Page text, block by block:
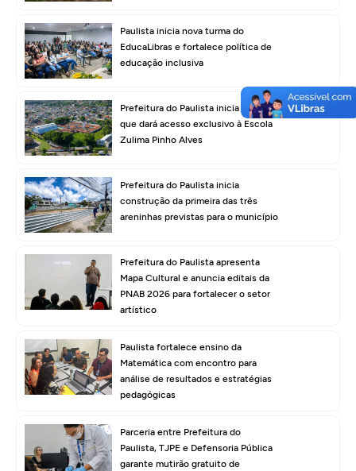
Paulista inicia nova turma do
EducaLibras e fortalece política de
educação inclusiva
Prefeitura do Paulista inicia obra
que dará acesso exclusivo à Escola
Zulima Pinho Alves
Prefeitura do Paulista inicia
construção da primeira das três
areninhas previstas para o município
Prefeitura do Paulista apresenta
Mapa Cultural e anuncia editais da
PNAB 2026 para fortalecer o setor
artístico
Paulista fortalece ensino da
Matemática com encontro para
análise de resultados e estratégias
pedagógicas
Parceria entre Prefeitura do
Paulista, TJPE e Defensoria Pública
garante mutirão gratuito de